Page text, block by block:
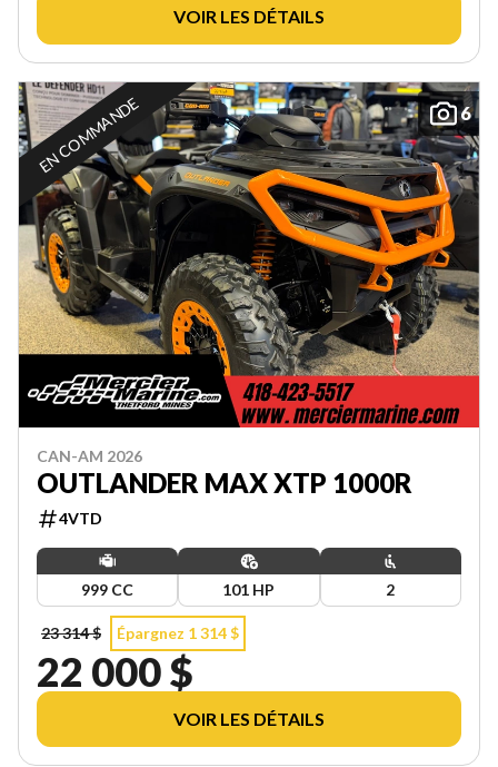
VOIR LES DÉTAILS
6
EN COMMANDE
CAN-AM 2026
OUTLANDER MAX XTP 1000R
4VTD
999 CC 101 HP 2
23 314 $ Épargnez 1 314 $
22 000 $
VOIR LES DÉTAILS